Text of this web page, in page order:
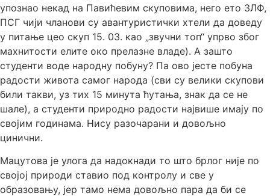
упознао некад на Павићевим скуповима, него ето ЗЛФ,
ПСГ чији чланови су авантуристички хтели да доведу
у питање цео скуп 15. 03. као „звучни топ“ упрво због
махнитости елите око прелазне владе). А зашто
студенти воде народну побуну? Па ово јесте побуна
радости живота самог народа (сви су велики скупови
били такви, уз тих 15 минута ћутања, знак да се не
шале), а студенти природно радости највише имају по
својим годинама. Нису разочарани и довољно
цинични.
Мацутова је улога да надокнади то што брлог није по
својој природи ставио под контролу и све у
образовању, јер тамо нема довољно пара да би се